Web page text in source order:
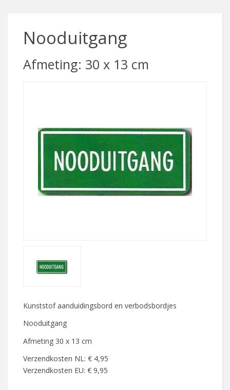
Nooduitgang
Afmeting: 30 x 13 cm
Kunststof aanduidingsbord en verbodsbordjes
Nooduitgang
Afmeting 30 x 13 cm
Verzendkosten NL: € 4,95
Verzendkosten EU: € 9,95